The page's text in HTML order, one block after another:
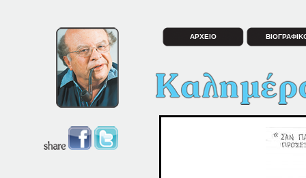
ΑΡΧΕΙΟ